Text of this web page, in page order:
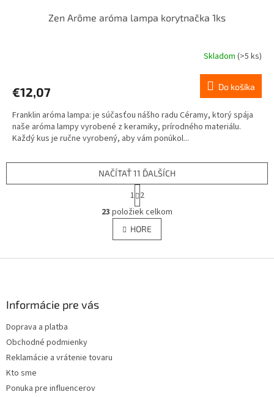
Zen Arôme aróma lampa korytnačka 1ks
Skladom (>5 ks)
€12,07 Do košíka
Franklin aróma lampa: je súčasťou nášho radu Céramy, ktorý spája
naše aróma lampy vyrobené z keramiky, prírodného materiálu.
Každý kus je ručne vyrobený, aby vám ponúkol...
O
v
l
á
NAČÍTAŤ 11 ĎALŠÍCH
S
t
r
á
n
k
v
1 2
23 položiek celkom
HORE
Informácie pre vás
Doprava a platba
Obchodné podmienky
Reklamácie a vrátenie tovaru
Kto sme
Ponuka pre influencerov